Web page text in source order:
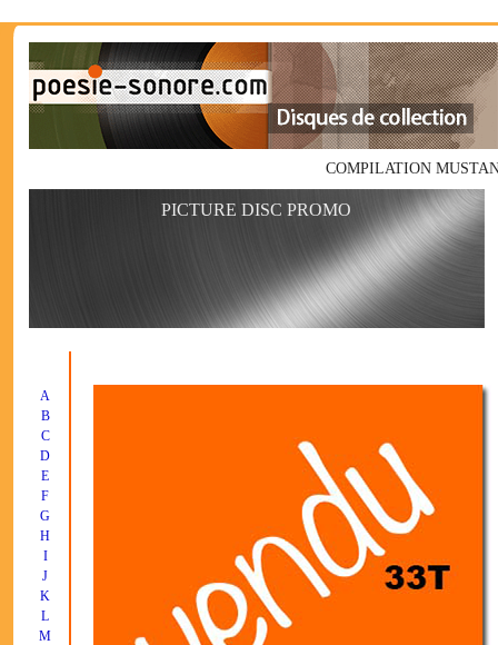
COMPILATION
PICTURE DISC PROMO
A
B
C
D
E
F
G
H
I
J
K
L
M